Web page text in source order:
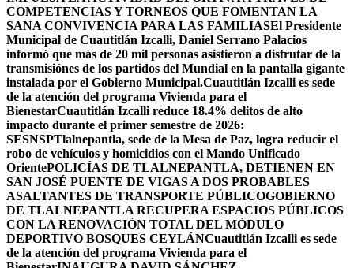
COMPETENCIAS Y TORNEOS QUE FOMENTAN LA
SANA CONVIVENCIA PARA LAS FAMILIASEl Presidente
Municipal de Cuautitlán Izcalli, Daniel Serrano Palacios
informó que más de 20 mil personas asistieron a disfrutar de la
transmisiónes de los partidos del Mundial en la pantalla gigante
instalada por el Gobierno Municipal.Cuautitlán Izcalli es sede
de la atención del programa Vivienda para el
BienestarCuautitlán Izcalli reduce 18.4% delitos de alto
impacto durante el primer semestre de 2026:
SESNSPTlalnepantla, sede de la Mesa de Paz, logra reducir el
robo de vehículos y homicidios con el Mando Unificado
OrientePOLICÍAS DE TLALNEPANTLA, ​DETIENEN EN
SAN JOSÉ PUENTE DE VIGAS A DOS PROBABLES
ASALTANTES DE TRANSPORTE PÚBLICOGOBIERNO
DE TLALNEPANTLA RECUPERA ESPACIOS PÚBLICOS
CON LA RENOVACIÓN TOTAL DEL MÓDULO
DEPORTIVO BOSQUES CEYLÁNCuautitlán Izcalli es sede
de la atención del programa Vivienda para el